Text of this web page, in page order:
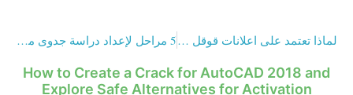
لماذا تعتمد على اعلانات قوقل ؟ تعرف على الإجابة في 4 نقاط 5 مراحل لإعداد دراسة جدوى مشروع عقاري pdf
How to Create a Crack for AutoCAD 2018 and
Explore Safe Alternatives for Activation